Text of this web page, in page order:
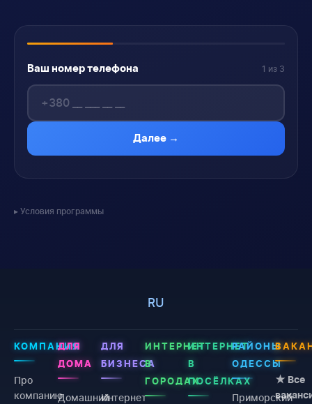
Ваш номер телефона 1 из 3
Далее →
Условия программы
RU
КОМПАНИЯ
Про
компанию
ДЛЯ
ДОМА
Домашний
ДЛЯ
БИЗНЕСА
Интернет
ИНТЕРНЕТ
В
ГОРОДАХ
ИНТЕРНЕТ
В
ПОСЁЛКАХ
РАЙОНЫ
ОДЕССЫ
Приморский
★ Все